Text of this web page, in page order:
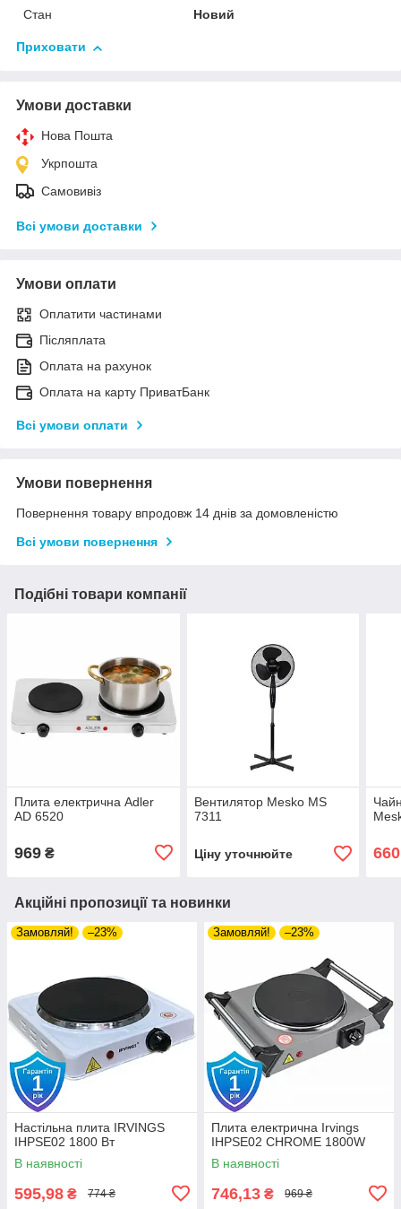
Стан
Новий
Приховати
Умови доставки
Нова Пошта
Укрпошта
Самовивіз
Всі умови доставки
Умови оплати
Оплатити частинами
Післяплата
Оплата на рахунок
Оплата на карту ПриватБанк
Всі умови оплати
Умови повернення
Повернення товару впродовж 14 днів за домовленістю
Всі умови повернення
Подібні товари компанії
Плита електрична Adler
AD 6520
969 ₴
Вентилятор Mesko MS
7311
Ціну уточнюйте
Акційні пропозиції та новинки
Замовляй! –23%
Настільна плита IRVINGS
IHPSE02 1800 Вт
В наявності
595,98 ₴ 774 ₴
Замовляй! –23%
Плита електрична Irvings
IHPSE02 CHROME 1800W
В наявності
746,13 ₴ 969 ₴